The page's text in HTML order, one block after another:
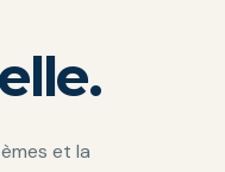
et la